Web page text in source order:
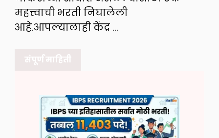
महत्त्वाची भरती निघालेली
आहे.आपल्यालाही केंद्र …
संपूर्ण माहिती